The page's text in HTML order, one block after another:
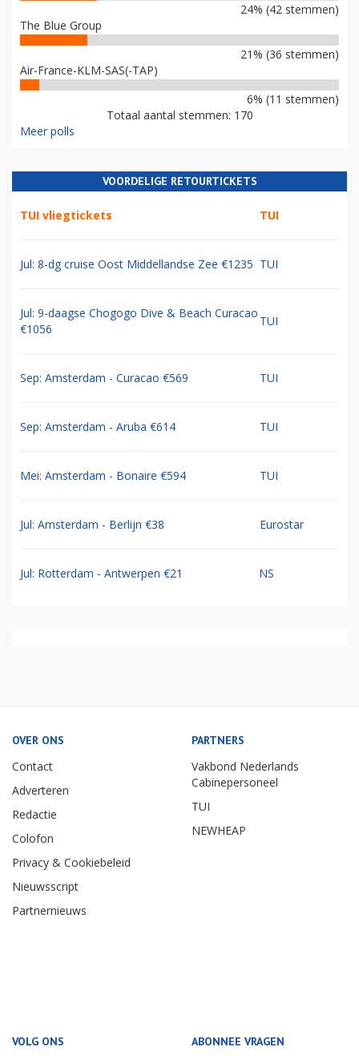
24% (42 stemmen)
The Blue Group
21% (36 stemmen)
Air-France-KLM-SAS(-TAP)
6% (11 stemmen)
Totaal aantal stemmen: 170
Meer polls
VOORDELIGE RETOURTICKETS
TUI vliegtickets TUI
Jul: 8-dg cruise Oost Middellandse Zee €1235 TUI
Jul: 9-daagse Chogogo Dive & Beach Curacao
€1056
TUI
Sep: Amsterdam - Curacao €569 TUI
Sep: Amsterdam - Aruba €614 TUI
Mei: Amsterdam - Bonaire €594 TUI
Jul: Amsterdam - Berlijn €38 Eurostar
Jul: Rotterdam - Antwerpen €21 NS
OVER ONS
Contact
Adverteren
Redactie
Colofon
Privacy & Cookiebeleid
Nieuwsscript
Partnernieuws
PARTNERS
Vakbond Nederlands
Cabinepersoneel
TUI
NEWHEAP
VOLG ONS ABONNEE VRAGEN